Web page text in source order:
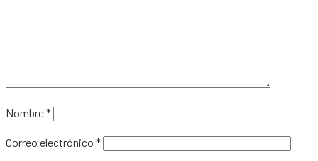
Nombre*
Correo electrónico *